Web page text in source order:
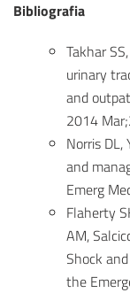
Bibliografia
Takhar
urinary
and
2014
Norris DL,
and
Emerg
Flaherty
AM,
Shock
the